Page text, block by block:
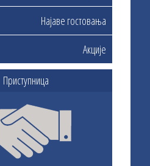
Најаве гостовања
Акције
Приступница